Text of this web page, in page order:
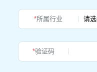
*所属行业
*验证码